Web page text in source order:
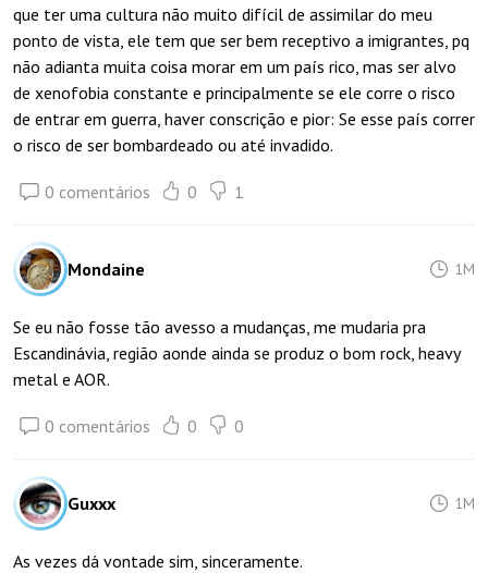
que ter uma cultura não muito difícil de assimilar do meu
ponto de vista, ele tem que ser bem receptivo a imigrantes, pq
não adianta muita coisa morar em um país rico, mas ser alvo
de xenofobia constante e principalmente se ele corre o risco
de entrar em guerra, haver conscrição e pior: Se esse país correr
o risco de ser bombardeado ou até invadido.
0 comentários 0 1
Mondaine 1M
Se eu não fosse tão avesso a mudanças, me mudaria pra
Escandinávia, região aonde ainda se produz o bom rock, heavy
metal e AOR.
0 comentários 0 0
Guxxx 1M
As vezes dá vontade sim, sinceramente.